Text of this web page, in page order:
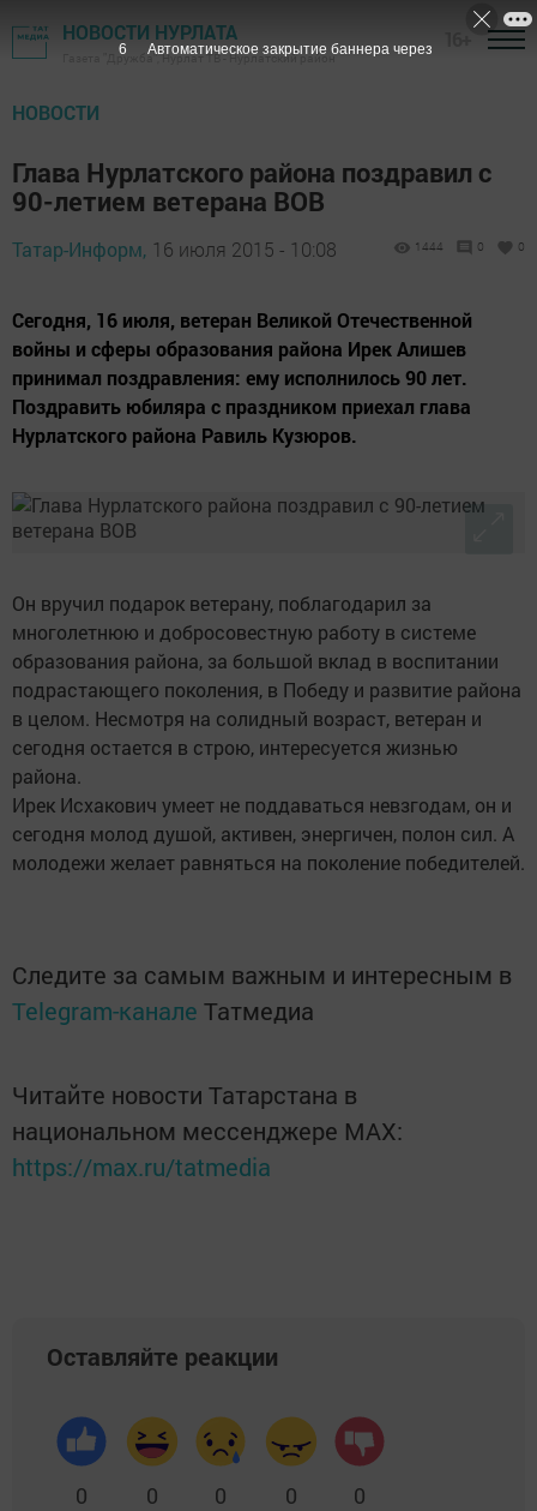
НОВОСТИ НУРЛАТА
Газета "Дружба", Нурлат ТВ - Нурлатский район
НОВОСТИ
Глава Нурлатского района поздравил с
90-летием ветерана ВОВ
Татар-Информ, 16 июля 2015 - 10:08 1444 0 0
Сегодня, 16 июля, ветеран Великой Отечественной
войны и сферы образования района Ирек Алишев
принимал поздравления: ему исполнилось 90 лет.
Поздравить юбиляра с праздником приехал глава
Нурлатского района Равиль Кузюров.
Он вручил подарок ветерану, поблагодарил за
многолетнюю и добросовестную работу в системе
образования района, за большой вклад в воспитании
подрастающего поколения, в Победу и развитие района
в целом. Несмотря на солидный возраст, ветеран и
сегодня остается в строю, интересуется жизнью
района.
Ирек Исхакович умеет не поддаваться невзгодам, он и
сегодня молод душой, активен, энергичен, полон сил. А
молодежи желает равняться на поколение победителей.
Следите за самым важным и интересным в
Telegram-канале Татмедиа
Читайте новости Татарстана в
национальном мессенджере MАХ:
https://max.ru/tatmedia
Оставляйте реакции
0 0 0 0 0
5 Автоматическое закрытие баннера через